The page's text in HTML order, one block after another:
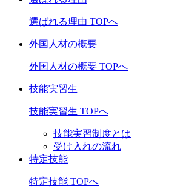
選ばれる理由 TOPへ
外国人材の概要
外国人材の概要 TOPへ
技能実習生
技能実習生 TOPへ
技能実習制度とは
受け入れの流れ
特定技能
特定技能 TOPへ